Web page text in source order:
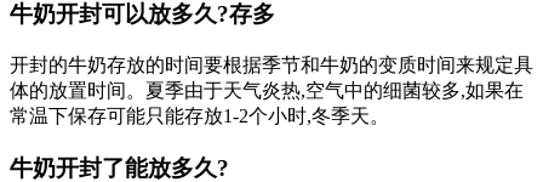
牛奶开封可以放多久?存多
开封的牛奶存放的时间要根据季节和牛奶的变质时间来规定具
体的放置时间 。夏季由于天气炎热,空气中的细菌较多,如果在
常温下保存可能只能存放1-2个小时,冬季天。
牛奶开封了能放多久?